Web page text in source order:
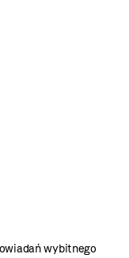
wybitnego